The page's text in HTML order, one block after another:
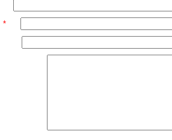
*